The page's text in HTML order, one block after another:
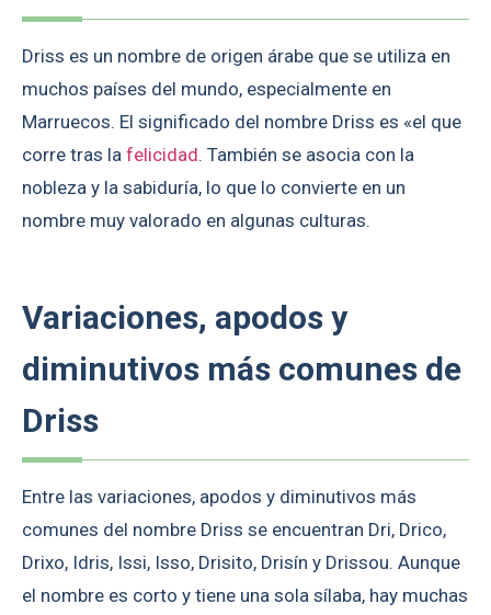
Driss es un nombre de origen árabe que se utiliza en
muchos países del mundo, especialmente en
Marruecos. El significado del nombre Driss es «el que
corre tras la felicidad. También se asocia con la
nobleza y la sabiduría, lo que lo convierte en un
nombre muy valorado en algunas culturas.
Variaciones, apodos y
diminutivos más comunes de
Driss
Entre las variaciones, apodos y diminutivos más
comunes del nombre Driss se encuentran Dri, Drico,
Drixo, Idris, Issi, Isso, Drisito, Drisín y Drissou. Aunque
el nombre es corto y tiene una sola sílaba, hay muchas